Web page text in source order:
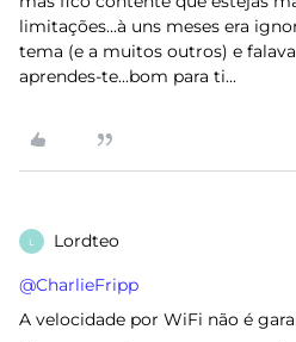
limitações...à uns meses era
tema (e a muitos outros) e
aprendes-te...bom para ti...
L Lordteo
@CharlieFripp
A velocidade por WiFi não é